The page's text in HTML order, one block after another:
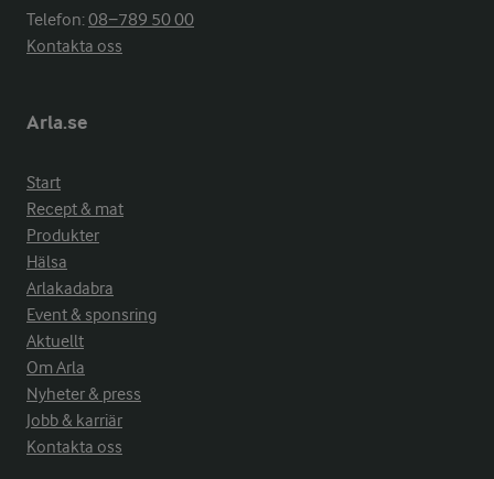
Telefon:08−789 50 00
Kontakta oss
Arla.se
Start
Recept & mat
Produkter
Hälsa
Arlakadabra
Event & sponsring
Aktuellt
Om Arla
Nyheter & press
Jobb & karriär
Kontakta oss